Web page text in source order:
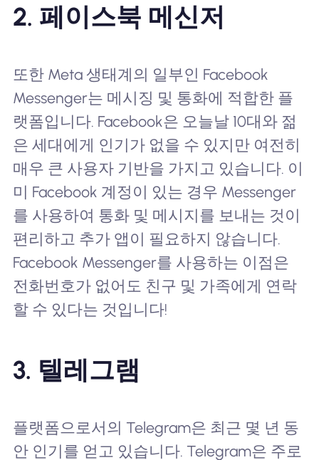
2. 페이스북 메신저
또한 Meta 생태계의 일부인 Facebook
Messenger는 메시징 및 통화에 적합한 플
랫폼입니다. Facebook은 오늘날 10대와 젊
은 세대에게 인기가 없을 수 있지만 여전히
매우 큰 사용자 기반을 가지고 있습니다. 이
미 Facebook 계정이 있는 경우 Messenger
를 사용하여 통화 및 메시지를 보내는 것이
편리하고 추가 앱이 필요하지 않습니다.
Facebook Messenger를 사용하는 이점은
전화번호가 없어도 친구 및 가족에게 연락
할 수 있다는 것입니다!
3. 텔레그램
플랫폼으로서의 Telegram은 최근 몇 년 동
안 인기를 얻고 있습니다. Telegram은 주로